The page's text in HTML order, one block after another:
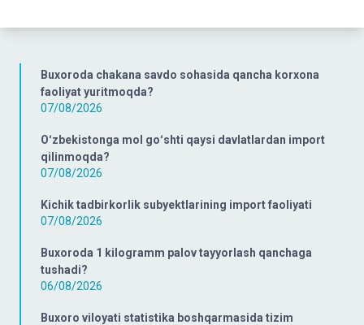
Buxoroda chakana savdo sohasida qancha korxona
faoliyat yuritmoqda?
07/08/2026
Oʻzbekistonga mol goʻshti qaysi davlatlardan import
qilinmoqda?
07/08/2026
Kichik tadbirkorlik subyektlarining import faoliyati
07/08/2026
Buxoroda 1 kilogramm palov tayyorlash qanchaga
tushadi?
06/08/2026
Buxoro viloyati statistika boshqarmasida tizim